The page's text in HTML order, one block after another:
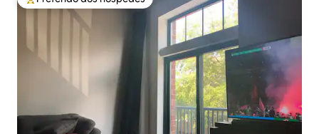
Entre os melhores preferidos dos hóspedes